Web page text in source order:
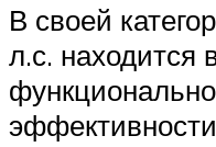
В своей
л.с. находится